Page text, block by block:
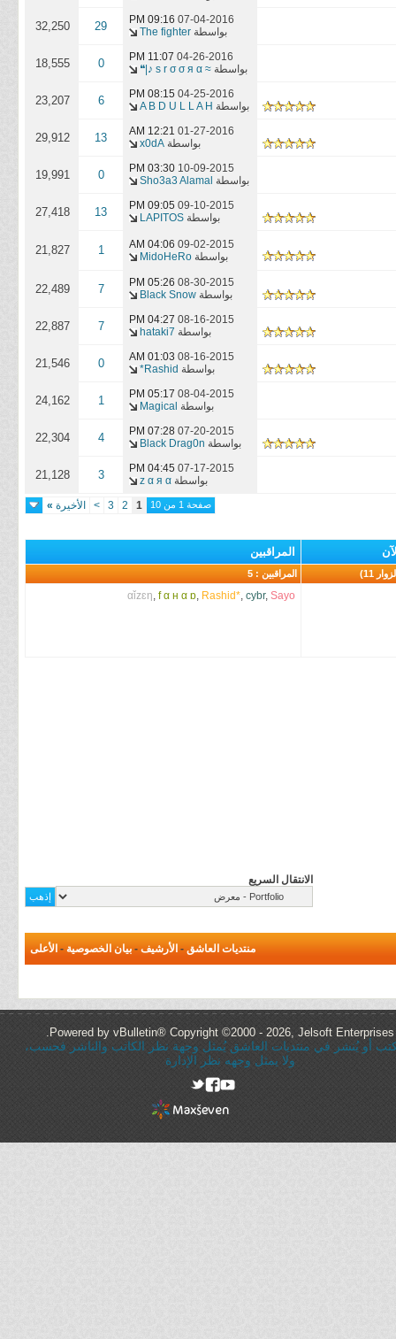
07-04-2016
09:16 PM
بواسطة The fighter
29
32,250
04-26-2016
11:07 PM
بواسطة ≈ ѕ r σ σ я α ♪|❝
0
18,555
04-25-2016
08:15 PM
بواسطة A B D U L L A H
6
23,207
01-27-2016
12:21 AM
بواسطة x0dA
13
29,912
10-09-2015
03:30 PM
بواسطة Sho3a3 Alamal
0
19,991
09-10-2015
09:05 PM
بواسطة LAPITOS
13
27,418
09-02-2015
04:06 AM
بواسطة MidoHeRo
1
21,827
08-30-2015
05:26 PM
بواسطة Black Snow
7
22,489
08-16-2015
04:27 PM
بواسطة hataki7
7
22,887
08-16-2015
01:03 AM
بواسطة Rashid*
0
21,546
08-04-2015
05:17 PM
بواسطة Magical
1
24,162
07-20-2015
07:28 PM
بواسطة Black Drag0n
4
22,304
07-17-2015
04:45 PM
بواسطة z α я α
3
21,128
صفحة 1 من 10 1
2
3
> الأخيرة »
المراقبين
المراقبين : 5
αǐzɛη, f α н α ɒ, Rashid*, cybr, Sayo
الانتقال السريع
منتديات العاشق - الأرشيف - بيان الخصوصية - الأعلى
Powered by vBulletin® Copyright ©2000 - 2026, Jelsoft Enterprises
أو يُنشر في منتديات العاشق يُمثل وجهة نظر الكاتب والناشر فحسب،
ولا يمثل وجهه نظر الإدارة